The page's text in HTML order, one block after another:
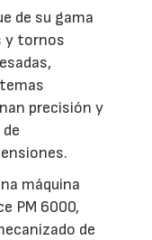
de su gama
y tornos
precisión y
máquina
PM 6000,
de